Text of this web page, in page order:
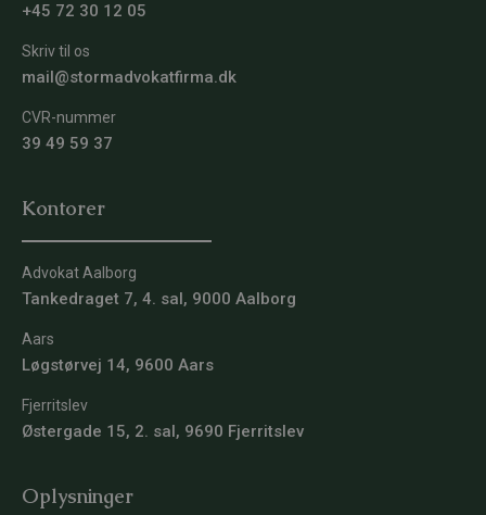
+45 72 30 12 05
Skriv til os
mail@stormadvokatfirma.dk
CVR-nummer
39 49 59 37
Kontorer
Advokat Aalborg
Tankedraget 7, 4. sal, 9000 Aalborg
Aars
Løgstørvej 14, 9600 Aars
Fjerritslev
Østergade 15, 2. sal, 9690 Fjerritslev
Oplysninger